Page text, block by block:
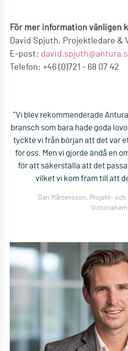
För mer information vänligen
David Spjuth, Projektledare &
E-post:
Telefon: +46 (0)721 - 68 07 42
”Vi blev rekommenderade
bransch som bara hade goda
tyckte vi från början att det var
för oss. Men vi gjorde ändå en
för att säkerställa att det
vilket vi kom fram till att
Dan Mårtensson, Projekt-
Victoriahem